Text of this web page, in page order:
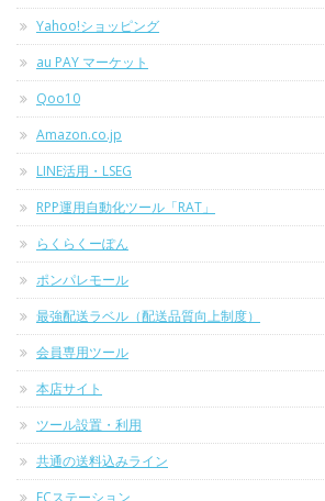
Yahoo!ショッピング
au PAY マーケット
Qoo10
Amazon.co.jp
LINE活用・LSEG
RPP運用自動化ツール「RAT」
らくらくーぽん
ポンパレモール
最強配送ラベル（配送品質向上制度）
会員専用ツール
本店サイト
ツール設置・利用
共通の送料込みライン
ECステーション